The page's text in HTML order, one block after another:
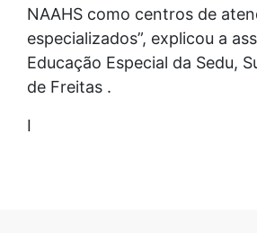
NAAHS como centros de
especializados”, explicou a
Educação Especial da Sedu,
de Freitas .
I